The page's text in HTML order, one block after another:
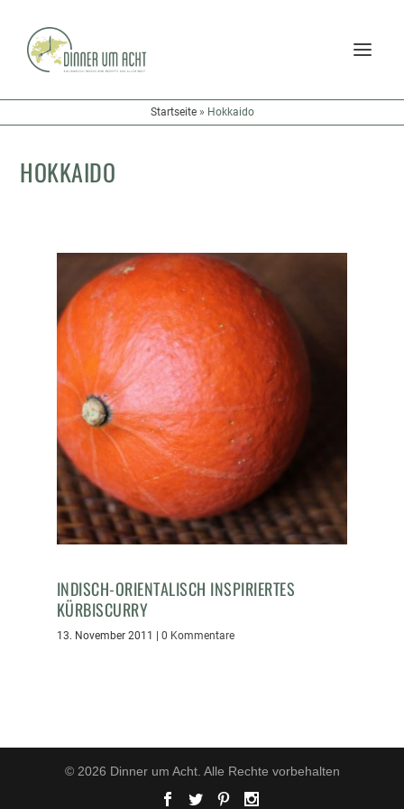
Startseite» Hokkaido
HOKKAIDO
INDISCH-ORIENTALISCH INSPIRIERTES
KÜRBISCURRY
13. November 2011 | 0 Kommentare
© 2026 Dinner um Acht. Alle Rechte vorbehalten